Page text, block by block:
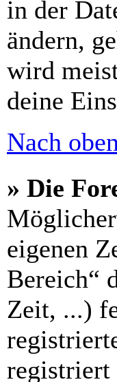
in der
ändern,
wird
deine
Nach oben
» Die
eigenen
Bereich“
Zeit, ...)
registriert